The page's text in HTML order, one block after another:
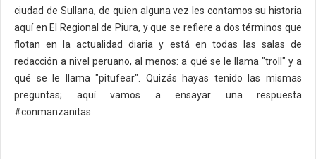
ciudad de Sullana, de quien alguna vez les contamos su historia
aquí en El Regional de Piura, y que se refiere a dos términos que
flotan en la actualidad diaria y está en todas las salas de
redacción a nivel peruano, al menos: a qué se le llama "troll" y a
qué se le llama "pitufear". Quizás hayas tenido las mismas
preguntas; aquí vamos a ensayar una respuesta
#conmanzanitas.